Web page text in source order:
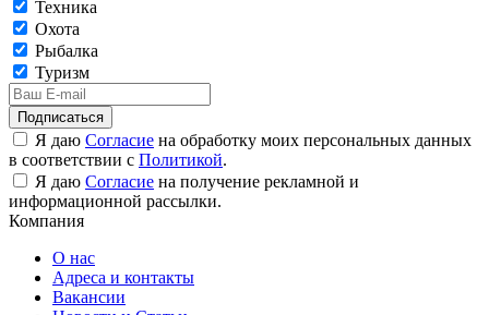
Техника
Охота
Рыбалка
Туризм
Подписаться
Я даю Согласие на обработку моих персональных данных
в соответствии с Политикой.
Я даю Согласие на получение рекламной и
информационной рассылки.
Компания
О нас
Адреса и контакты
Вакансии